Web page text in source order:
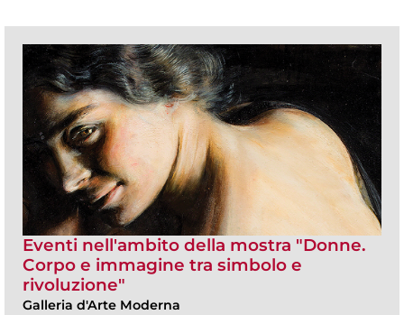
Eventi nell'ambito della mostra "Donne.
Corpo e immagine tra simbolo e
rivoluzione"
Galleria d'Arte Moderna